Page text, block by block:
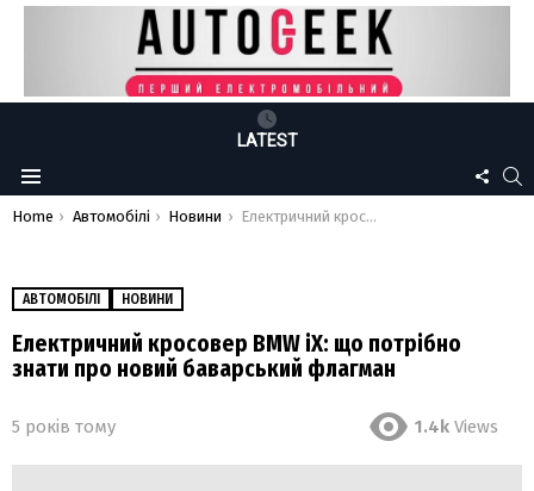
LATEST
Menu
US
You are here:
Home Автомобілі Новини Електричний кросовер BMW iX: що потрібно знати про новий баварський флагман
АВТОМОБІЛІ НОВИНИ
Електричний кросовер BMW iX: що потрібно
знати про новий баварський флагман
5 років тому 1.4k Views